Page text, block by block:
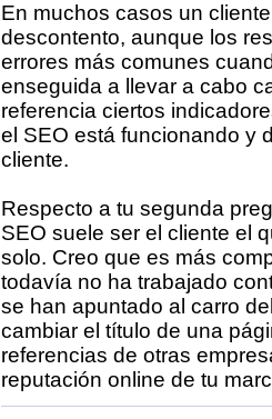
En muchos casos un
descontento, aunque los
errores más comunes
enseguida a llevar a cabo
referencia ciertos
el SEO está funcionando y
cliente.
Respecto a tu segunda
SEO suele ser el cliente el
solo. Creo que es más
todavía no ha trabajado
se han apuntado al carro
cambiar el título de una
referencias de otras
reputación online de tu